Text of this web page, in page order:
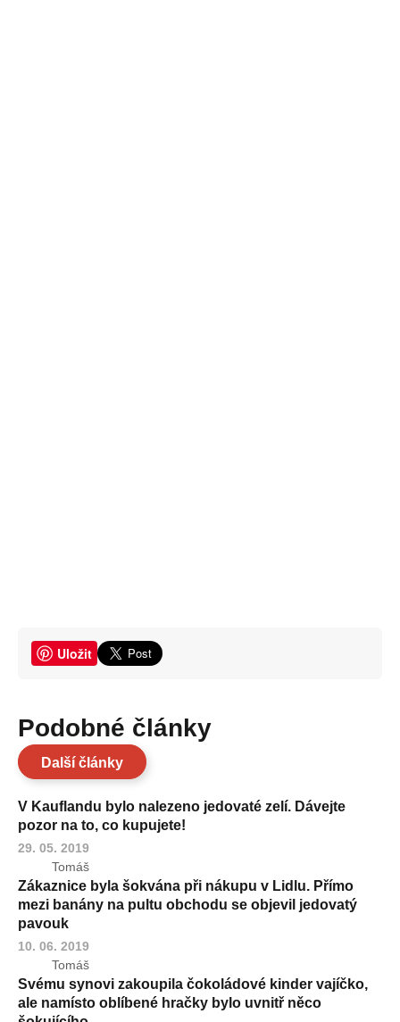
Uložit
Podobné články
Další články
V Kauflandu bylo nalezeno jedovaté zelí. Dávejte
pozor na to, co kupujete!
29. 05. 2019
Tomáš
Zákaznice byla šokvána při nákupu v Lidlu. Přímo
mezi banány na pultu obchodu se objevil jedovatý
pavouk
10. 06. 2019
Tomáš
Svému synovi zakoupila čokoládové kinder vajíčko,
ale namísto oblíbené hračky bylo uvnitř něco